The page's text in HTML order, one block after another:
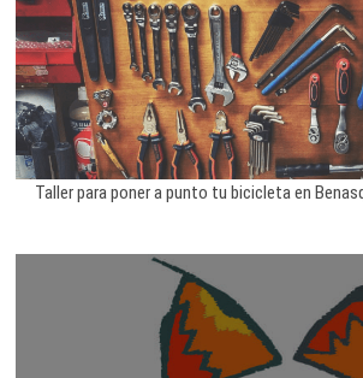
Taller para poner a punto tu bicicleta en